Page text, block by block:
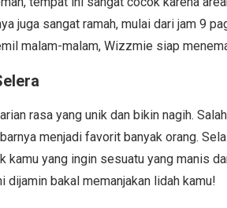
juga sangat ramah, mulai dari jam 9
malam-malam, Wizzmie siap
rasa yang unik dan bikin nagih.
menjadi favorit banyak orang.
kamu yang ingin sesuatu yang manis
dijamin bakal memanjakan lidah kamu!